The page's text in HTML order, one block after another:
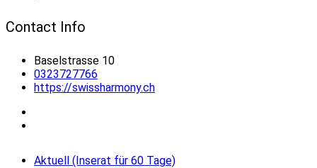
Contact Info
Baselstrasse 10
0323727766
https://swissharmony.ch
Aktuell (Inserat für 60 Tage)